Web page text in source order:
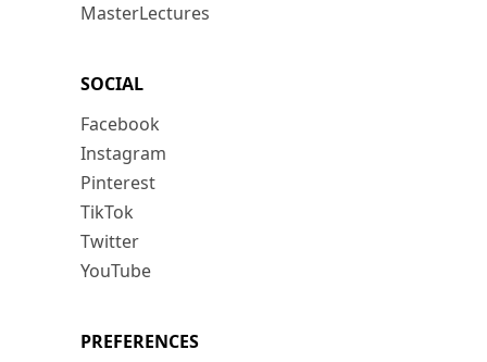
MasterLectures
SOCIAL
Facebook
Instagram
Pinterest
TikTok
Twitter
YouTube
PREFERENCES